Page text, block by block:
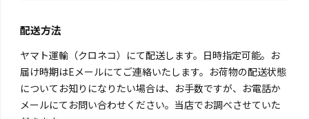
配送方法
ヤマト運輸（クロネコ）にて配送します。日時指定可能。お
届け時期はEメールにてご連絡いたします。お荷物の配送状態
についてお知りになりたい場合は、お手数ですが、お電話か
メールにてお問い合わせください。当店でお調べさせていた